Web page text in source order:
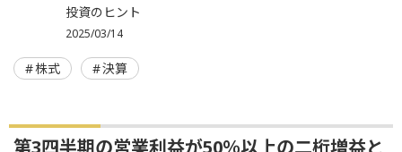
投資のヒント
2025/03/14
株式 決算
第3四半期の営業利益が50％以上の二桁増益と